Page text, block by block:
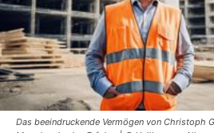
Das beeindruckende Vermögen von Christoph